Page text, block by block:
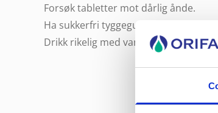
Forsøk tabletter mot dårlig ånde.
Ha sukkerfri tyggegummi tilgjengelig.
Drikk rikelig med vann.